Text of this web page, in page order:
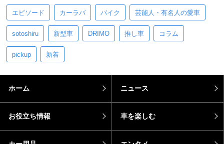
エピソード カーラバ バイク 芸能人・有名人の愛車
sotoshiru 新型車 DRIMO 推し車 コラム
pickup 新着
ホーム ニュース
お役立ち情報 車を楽しむ